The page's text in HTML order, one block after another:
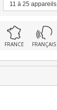
11 à 25 appareils
FRANCE FRANÇAIS